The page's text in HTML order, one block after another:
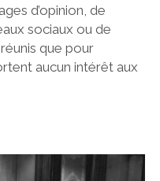
d’opinion, de
sociaux ou de
que pour
aucun intérêt aux